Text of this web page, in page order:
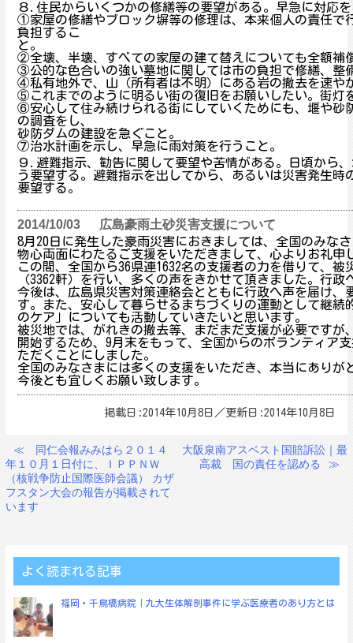
８.住民からいくつかの修繕等の要望がある。早急に対応
①家屋の修繕やブロック塀等の修理は、本来個人の責任で
負担するこ
と。
②全壊、半壊、すべての家屋の建て替えについても全額補
③公的な色合いの強い墓地に関しては市の負担で修繕、整
④私有地外で、山（所有者は不明）にある岩の撤去を速や
⑤これまでのように明るい街の復旧をお願いしたい。街灯
⑥安心して住み続けられる街にしていくためにも、堰や砂
の調査をし、
砂防ダムの建設を急ぐこと。
⑦治水計画を示し、早急に雨対策を行うこと。
９.避難指示、勧告に関して要望や苦情がある。日頃から
う要望する。避難指示を出してから、あるいは災害発生時
要望する。
2014/10/03 広島豪雨土砂災害支援について
8月20日に発生した豪雨災害におきましては、全国のみな
物心両面にわたるご支援をいただきま して、心よりお礼申
この間、全国から36県連1632名の支援者の力を借りて、被
（3362軒）を行い、多くの声をきかせて頂きました。行政
今後は、広島県災害対策連絡会とともに行政へ声を届け、
す。また、安心して暮らせるまちづくりの運動と して継続
のケア」についても活動していきたいと思います。
被災地では、がれきの撤去等、まだまだ支援が必要ですが
開始するため、9月末をもって、全国からのボランティア
ただくことにしました。
全国のみなさまには多くの支援をいただき、本当にありが
今後とも宜しくお願い致します。
掲載日:2014年10月8日／更新日:2014年10月8日
投
稿
ナ
シ
ョ
ン
≪
同仁会報みみはら２０１４
年１０月１日付に、ＩＰＰＮＷ
（核戦争防止国際医師会議） カザ
フスタン大会の報告が掲載されて
います
大阪泉南アスベスト国賠訴訟｜最
高裁 国の責任を認める
≫
よく読まれる記事
福岡・千鳥橋病院｜九大生体解剖事件に学ぶ医療者のあり方とは